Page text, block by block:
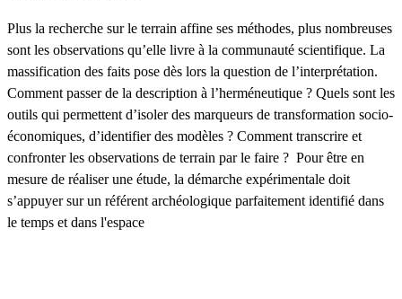
Plus la recherche sur le terrain affine ses méthodes, plus nombreuses
sont les observations qu’elle livre à la communauté scientifique. La
massification des faits pose dès lors la question de l’interprétation.
Comment passer de la description à l’herméneutique ? Quels sont les
outils qui permettent d’isoler des marqueurs de transformation socio-
économiques, d’identifier des modèles ? Comment transcrire et
confronter les observations de terrain par le faire ? Pour être en
mesure de réaliser une étude, la démarche expérimentale doit
s’appuyer sur un référent archéologique parfaitement identifié dans
le temps et dans l'espace